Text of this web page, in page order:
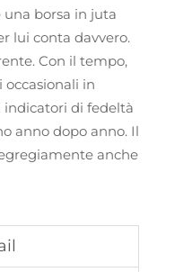
borsa in juta
lui conta davvero.
Con il tempo,
in
indicatori di fedeltà
anno dopo anno. Il
anche